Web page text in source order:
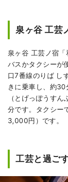
泉ヶ谷 工芸
泉ヶ谷 工芸ノ宿
バスかタクシーが
口7番線のりば し
きに乗車し、約30
（とげっぽうす
分です。タクシー
3,000円）です。
工芸と過ご